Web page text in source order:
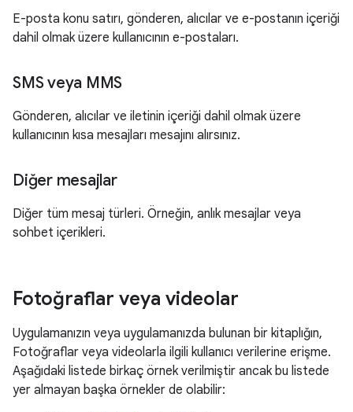
E-posta konu satırı, gönderen, alıcılar ve e-postanın içeriği
dahil olmak üzere kullanıcının e-postaları.
SMS veya MMS
Gönderen, alıcılar ve iletinin içeriği dahil olmak üzere
kullanıcının kısa mesajları mesajını alırsınız.
Diğer mesajlar
Diğer tüm mesaj türleri. Örneğin, anlık mesajlar veya
sohbet içerikleri.
Fotoğraflar veya videolar
Uygulamanızın veya uygulamanızda bulunan bir kitaplığın,
Fotoğraflar veya videolarla ilgili kullanıcı verilerine erişme.
Aşağıdaki listede birkaç örnek verilmiştir ancak bu listede
yer almayan başka örnekler de olabilir: